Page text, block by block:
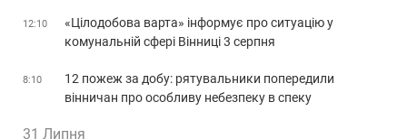
12:10
«Цілодобова варта» інформує про ситуацію у
комунальній сфері Вінниці 3 серпня
8:10
12 пожеж за добу: рятувальники попередили
вінничан про особливу небезпеку в спеку
31 Липня